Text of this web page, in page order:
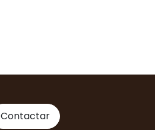
Contactar